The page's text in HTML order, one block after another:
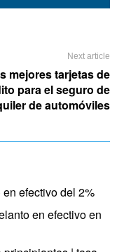
Next article
mejores tarjetas de
para el seguro de
de automóviles
efectivo del 2%
en efectivo en